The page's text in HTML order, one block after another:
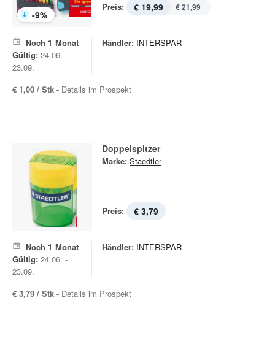
-9%
Preis: € 19,99 € 21,99
Noch 1 Monat
Gültig: 24.06. -
23.09.
Händler: INTERSPAR
€ 1,00 / Stk - Details im Prospekt
Doppelspitzer
Marke: Staedtler
Preis: € 3,79
Noch 1 Monat
Gültig: 24.06. -
23.09.
Händler: INTERSPAR
€ 3,79 / Stk - Details im Prospekt